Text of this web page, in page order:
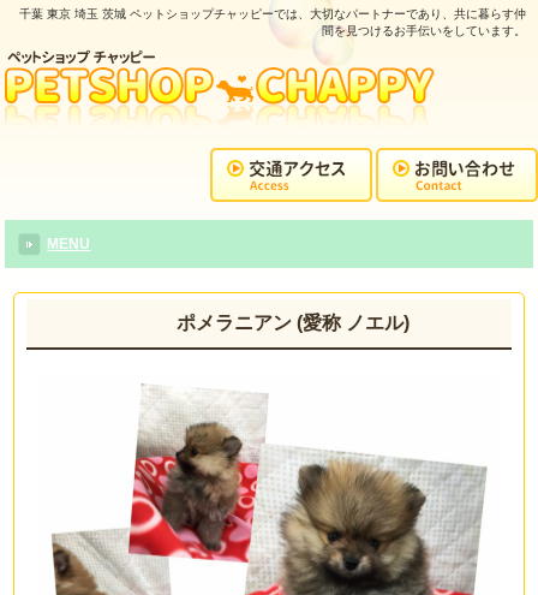
千葉 東京 埼玉 茨城 ペットショップチャッピーでは、大切なパートナーであり、共に暮らす仲
間を見つけるお手伝いをしています。
MENU
ポメラニアン (愛称 ノエル)